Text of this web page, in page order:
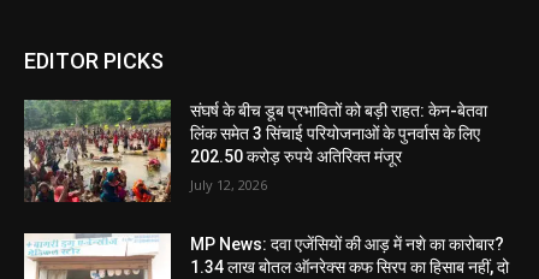
EDITOR PICKS
संघर्ष के बीच डूब प्रभावितों को बड़ी राहत: केन-बेतवा
लिंक समेत 3 सिंचाई परियोजनाओं के पुनर्वास के लिए
202.50 करोड़ रुपये अतिरिक्त मंजूर
July 12, 2026
MP News: दवा एजेंसियों की आड़ में नशे का कारोबार?
1.34 लाख बोतल ऑनरेक्स कफ सिरप का हिसाब नहीं, दो